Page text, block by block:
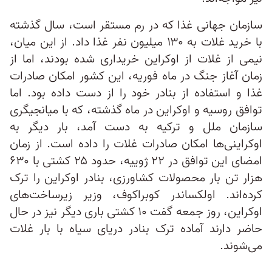
سازمان جهانی غذا که در رم مستقر است، سال گذشته
با خرید غلات به ۱۳۰ میلیون نفر غذا داد. از این میان،
نیمی از غلات از اوکراین خریداری شده بودند، اما از
زمان آغاز جنگ در ماه فوریه، این کشور امکان صادرات
غذا و استفاده از بنادر خود را از دست داده بود. اما
توافق‌ روسیه و اوکراین در ماه گذشته، که با میانجیگری
سازمان ملل و ترکیه به دست آمد، بار دیگر به
اوکراینی‌ها امکان صادرات غلات را داده است. از زمان
امضای این توافق در ۲۲ ژوییه، حدود ۲۵ کشتی با ۶۳۰
هزار تن بار محصولات کشاورزی، بنادر اوکراین را ترک
کرده‌اند. اولکساندر کوبراکوف، وزیر زیرساخت‌های
اوکراین، روز جمعه گفت ۱۰ کشتی باری دیگر نیز در حال
حاضر دارند آماده ترک بنادر دریای سیاه با بار غلات
می‌شوند.